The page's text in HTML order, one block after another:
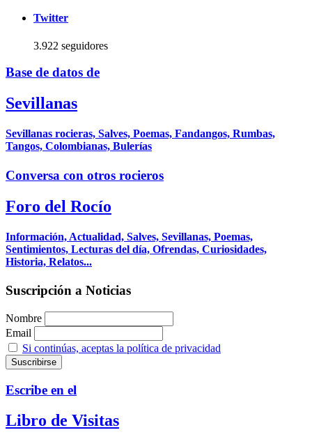
Twitter
3.922 seguidores
Base de datos de
Sevillanas
Sevillanas rocieras, Salves, Poemas, Fandangos, Rumbas,
Tangos, Colombianas, Bulerías
Conversa con otros rocieros
Foro del Rocío
Información, Actualidad, Salves, Sevillanas, Poemas,
Sentimientos, Lecturas del día, Ofrendas, Curiosidades,
Historia, Relatos...
Suscripción a Noticias
Nombre
Email
Si continúas, aceptas la política de privacidad
Escribe en el
Libro de Visitas